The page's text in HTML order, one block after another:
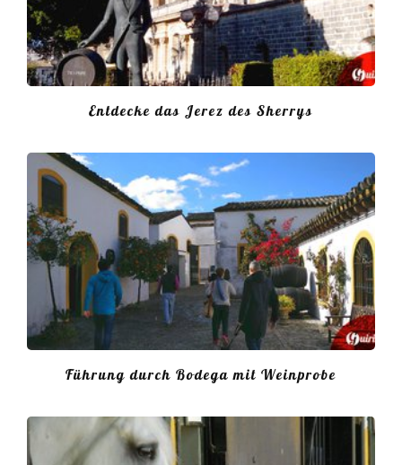
Entdecke das Jerez des Sherrys
Führung durch Bodega mit Weinprobe